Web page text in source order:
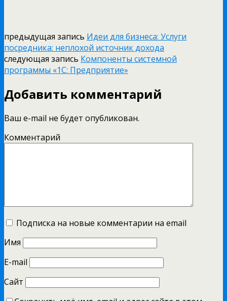
предыдущая запись Идеи для бизнеса: Услуги
посредника: неплохой источник дохода
следующая запись Компоненты системной
программы «1С: Предприятие»
Добавить комментарий
Ваш e-mail не будет опубликован.
Комментарий
Подписка на новые комментарии на email
Имя
E-mail
Сайт